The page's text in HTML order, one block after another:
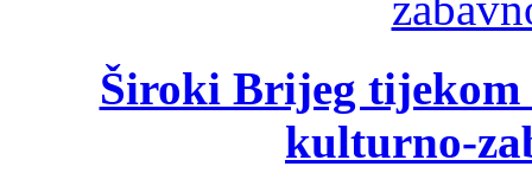
Široki Brijeg tijekom
kulturno-